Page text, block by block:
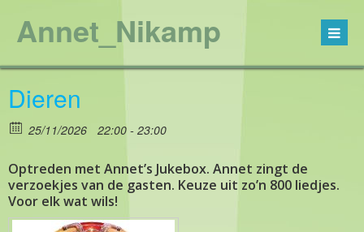
Annet_Nikamp
Dieren
25/11/2026 22:00 - 23:00
Optreden met Annet’s Jukebox. Annet zingt de
verzoekjes van de gasten. Keuze uit zo’n 800 liedjes.
Voor elk wat wils!